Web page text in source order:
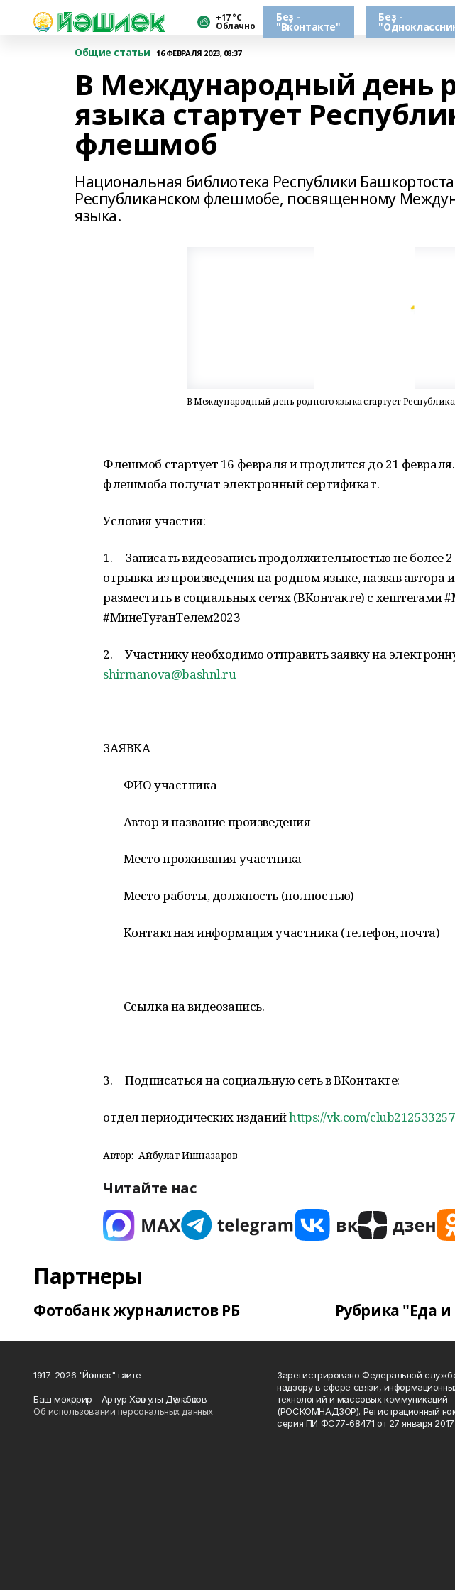
+17 °С
Облачно
Беҙ -
"Вконтакте"
Беҙ -
Общие статьи
16 ФЕВРАЛЯ 2023, 08:37
В Международный день
языка стартует
флешмоб
Национальная библиотека Республики
Республиканском флешмобе, посвященному
языка.
В Международный день родного языка стартует
Флешмоб стартует 16 февраля и продлится до 21
флешмоба получат электронный сертификат.
Условия участия:
1. Записать видеозапись продолжительностью не более
отрывка из произведения на родном языке, назвав автора
разместить в социальных сетях (ВКонтакте) с хештегами
#МинеңТуғанТелем2023
2. Участнику необходимо отправить заявку на
shirmanova@bashnl.ru
ЗАЯВКА
ФИО участника
Автор и название произведения
Место проживания участника
Место работы, должность (полностью)
Контактная информация участника (телефон, почта)
Ссылка на видеозапись.
3. Подписаться на социальную сеть в ВКонтакте:
отдел периодических изданийhttps://vk.com/club212533257
Автор: Айбулат Ишназаров
Читайте нас
Партнеры
Фотобанк журналистов РБ Рубрика "Еда
1917-2026 "Йәшлек" гәзите
Баш мөхәррир - Артур Хәсән улы Дәүләтбәков
Об использовании персональных данных
Зарегистрировано Федеральной
надзору в сфере связи,
технологий и массовых коммуникаций
(РОСКОМНАДЗОР). Регистрационный
серия ПИ ФС77-68471 от 27 января 2017